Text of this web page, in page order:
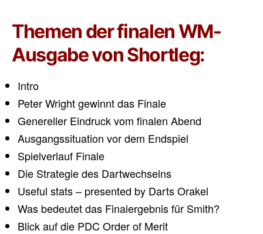
Themen der finalen WM-
Ausgabe von Shortleg:
Intro
Peter Wright gewinnt das Finale
Genereller Eindruck vom finalen Abend
Ausgangssituation vor dem Endspiel
Spielverlauf Finale
Die Strategie des Dartwechselns
Useful stats – presented by Darts Orakel
Was bedeutet das Finalergebnis für Smith?
Blick auf die PDC Order of Merit